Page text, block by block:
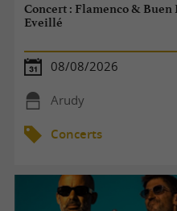
Concert : Flamenco &
Eveillé
08/08/2026
Arudy
Concerts